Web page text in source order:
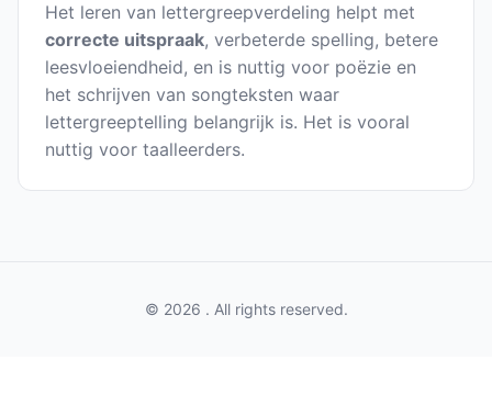
Het leren van lettergreepverdeling helpt met
correcte uitspraak, verbeterde spelling, betere
leesvloeiendheid, en is nuttig voor poëzie en
het schrijven van songteksten waar
lettergreeptelling belangrijk is. Het is vooral
nuttig voor taalleerders.
© 2026 . All rights reserved.